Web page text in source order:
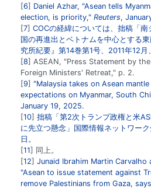
6
Daniel Azhar, "Asean tells
election, is priority," Reuters,
7 COCの経緯については、拙稿「
国の再進出とベトナムを中心とする
究所紀要』第14巻第1号、2011年12月
8
ASEAN, "Press Statement by
Foreign Ministers' Retreat," p. 2.
9
"Malaysia takes on Asean
expectations on Myanmar, South
January 19, 2025.
10 拙稿「第2次トランプ政権と米
に先立つ懸念」国際情報ネットワー
日。
11
同上。
12
Junaid Ibrahim Martin Carvalho
"Asean to issue statement against
remove Palestinians from Gaza,